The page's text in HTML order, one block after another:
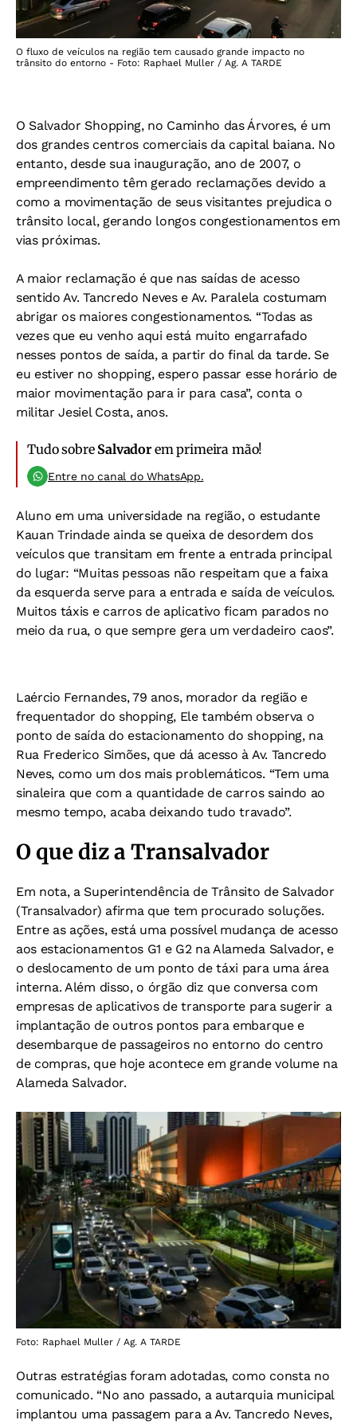
O fluxo de veículos na região tem causado grande impacto no
trânsito do entorno - Foto: Raphael Muller / Ag. A TARDE
O Salvador Shopping, no Caminho das Árvores, é um
dos grandes centros comerciais da capital baiana. No
entanto, desde sua inauguração, ano de 2007, o
empreendimento têm gerado reclamações devido a
como a movimentação de seus visitantes prejudica o
trânsito local, gerando longos congestionamentos em
vias próximas.
A maior reclamação é que nas saídas de acesso
sentido Av. Tancredo Neves e Av. Paralela costumam
abrigar os maiores congestionamentos. “Todas as
vezes que eu venho aqui está muito engarrafado
nesses pontos de saída, a partir do final da tarde. Se
eu estiver no shopping, espero passar esse horário de
maior movimentação para ir para casa”, conta o
militar Jesiel Costa, anos.
Tudo sobre Salvadorem primeira mão!
Entre no canal do WhatsApp.
Aluno em uma universidade na região, o estudante
Kauan Trindade ainda se queixa de desordem dos
veículos que transitam em frente a entrada principal
do lugar: “Muitas pessoas não respeitam que a faixa
da esquerda serve para a entrada e saída de veículos.
Muitos táxis e carros de aplicativo ficam parados no
meio da rua, o que sempre gera um verdadeiro caos”.
Laércio Fernandes, 79 anos, morador da região e
frequentador do shopping, Ele também observa o
ponto de saída do estacionamento do shopping, na
Rua Frederico Simões, que dá acesso à Av. Tancredo
Neves, como um dos mais problemáticos. “Tem uma
sinaleira que com a quantidade de carros saindo ao
mesmo tempo, acaba deixando tudo travado”.
O que diz a Transalvador
Em nota, a Superintendência de Trânsito de Salvador
(Transalvador) afirma que tem procurado soluções.
Entre as ações, está uma possível mudança de acesso
aos estacionamentos G1 e G2 na Alameda Salvador, e
o deslocamento de um ponto de táxi para uma área
interna. Além disso, o órgão diz que conversa com
empresas de aplicativos de transporte para sugerir a
implantação de outros pontos para embarque e
desembarque de passageiros no entorno do centro
de compras, que hoje acontece em grande volume na
Alameda Salvador.
Foto: Raphael Muller / Ag. A TARDE
Outras estratégias foram adotadas, como consta no
comunicado. “No ano passado, a autarquia municipal
implantou uma passagem para a Av. Tancredo Neves,